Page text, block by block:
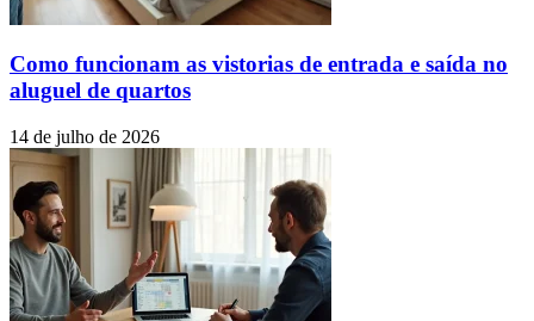
Como funcionam as vistorias de entrada e saída no
aluguel de quartos
14 de julho de 2026